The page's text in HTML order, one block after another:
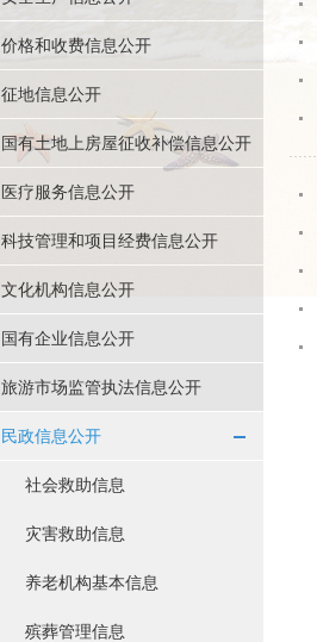
价格和收费信息公开
征地信息公开
国有土地上房屋征收补偿信息公开
医疗服务信息公开
科技管理和项目经费信息公开
文化机构信息公开
国有企业信息公开
旅游市场监管执法信息公开
民政信息公开
社会救助信息
灾害救助信息
养老机构基本信息
殡葬管理信息